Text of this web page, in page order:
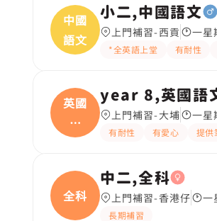
中國
語文
小二,中國語文
上門補習-西貢 一星
*全英語上堂 有耐性
英國
語
文|
year 8,英國語
上門補習-大埔 一星
有耐性 有愛心 提供
全科
中二,全科
上門補習-香港仔 一
長期補習